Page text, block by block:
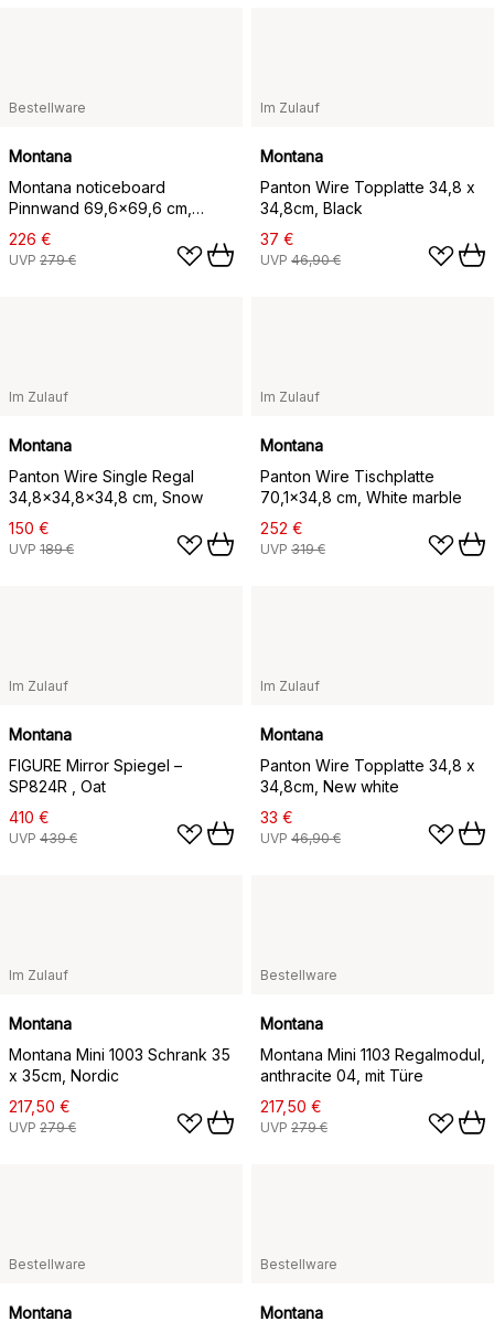
Bestellware
Montana
Montana noticeboard
Pinnwand 69,6x69,6 cm,
Camomile
226 €
UVP 279 €
Im Zulauf
Montana
Panton Wire Topplatte 34,8 x
34,8cm, Black
37 €
UVP 46,90 €
Im Zulauf
Montana
Panton Wire Single Regal
34,8x34,8x34,8 cm, Snow
150 €
UVP 189 €
Im Zulauf
Montana
Panton Wire Tischplatte
70,1x34,8 cm, White marble
252 €
UVP 319 €
Im Zulauf
Montana
FIGURE Mirror Spiegel –
SP824R , Oat
410 €
UVP 439 €
Im Zulauf
Montana
Panton Wire Topplatte 34,8 x
34,8cm, New white
33 €
UVP 46,90 €
Im Zulauf
Montana
Montana Mini 1003 Schrank 35
x 35cm, Nordic
217,50 €
UVP 279 €
Bestellware
Montana
Montana Mini 1103 Regalmodul,
anthracite 04, mit Türe
217,50 €
UVP 279 €
Bestellware
Montana
Bestellware
Montana